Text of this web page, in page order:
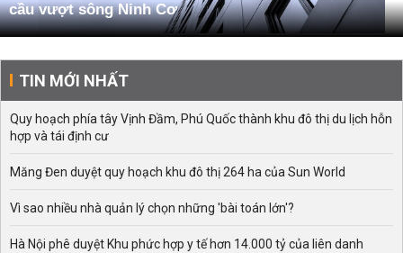
cầu vượt sông Ninh Cơ
TIN MỚI NHẤT
Quy hoạch phía tây Vịnh Đầm, Phú Quốc thành khu đô thị du lịch hỗn
hợp và tái định cư
Măng Đen duyệt quy hoạch khu đô thị 264 ha của Sun World
Vì sao nhiều nhà quản lý chọn những 'bài toán lớn'?
Hà Nội phê duyệt Khu phức hợp y tế hơn 14.000 tỷ của liên danh